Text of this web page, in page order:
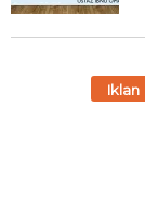
Iklan